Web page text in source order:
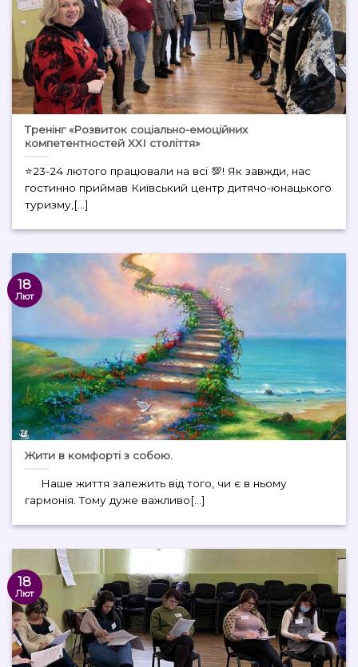
Тренінг «Розвиток соціально-емоційних
компетентностей ХХІ століття»
⭐️23-24 лютого працювали на всі 💯! Як завжди, нас
гостинно приймав Київський центр дитячо-юнацького
туризму,[...]
Жити в комфорті з собою.
Наше життя залежить від того, чи є в ньому
гармонія. Тому дуже важливо[...]
18
Лют
18
Лют